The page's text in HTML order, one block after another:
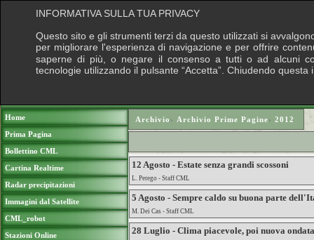
Home
Prima Pagina
Bollettino CML
Cartina Realtime
Radar precipitazioni
Immagini dal Satellite
CML_robot
Stazioni Online
Archivio › Archivio Prime Pagine› 2012
12 Agosto - Estate senza grandi scossoni
L. Perego - Staff CML
5 Agosto - Sempre caldo su buona parte
M. Dei Cas - Staff CML
28 Luglio - Clima piacevole, poi nuova
INFORMATIVA SULLA TUA PRIVACY
Questo sito e gli strumenti terzi da questo utilizzati si
per migliorare l'esperienza di navigazione e per offrire
saperne di più, o negare il consenso a tutti o ad alcuni
tecnologie utilizzando il pulsante “Accetta”. Chiudendo